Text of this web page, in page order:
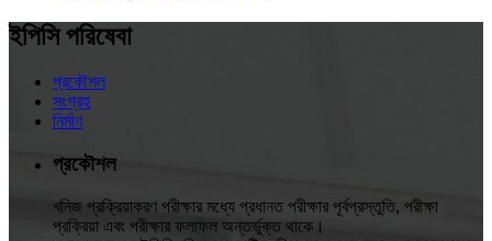
ইপিসি পরিষেবা
প্রকৌশল
সংগ্রহ
নির্মাণ
প্রকৌশল
খনিজ প্রক্রিয়াকরণ পরীক্ষার মধ্যে প্রধানত পরীক্ষার পূর্বপ্রস্তুতি, পরীক্ষা
প্রক্রিয়া এবং পরীক্ষার ফলাফল অন্তর্ভুক্ত থাকে।